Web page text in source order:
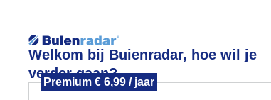
Welkom bij Buienradar, hoe wil je
verder gaan?
Premium € 6,99 / jaar
Lees meer.
Foto en video Weerzine